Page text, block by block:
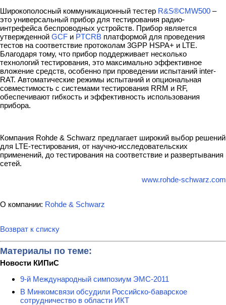
Широкополосный коммуникационный тестер R&S®CMW500 –
это универсальный прибор для тестирования радио-
интрефейса беспроводных устройств. Прибор является
утвержденной GCF и PTCRB платформой для проведения
тестов на соответствие протоколам 3GPP HSPA+ и LTE.
Благодаря тому, что прибор поддерживает несколько
технологий тестирования, это максимально эффективное
вложение средств, особенно при проведении испытаний inter-
RAT. Автоматические режимы испытаний и опциональная
совместимость с системами тестирования RRM и RF,
обеспечивают гибкость и эффективность использования
прибора.
Компания Rohde & Schwarz предлагает широкий выбор решений
для LTE-тестирования, от научно-исследовательских
применений, до тестирования на соответствие и развертывания
сетей.
www.rohde-schwarz.com
О компании: Rohde & Schwarz
Возврат к списку
Материалы по теме:
Новости КИПиС
9-й Международный симпозиум ЭМС-2011
В Минкомсвязи обсудили Российско-баварское
сотрудничество в области ИКТ